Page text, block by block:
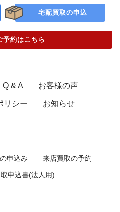
宅配買取の申込
予約はこちら
Q & A お客様の声
リシー お知らせ
申込み 来店買取の予約
取申込書(法人用)